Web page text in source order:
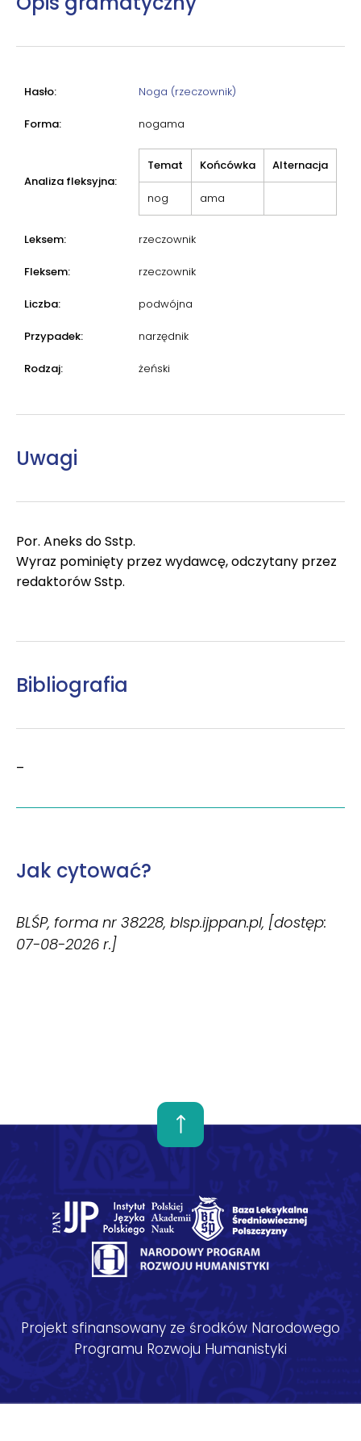
Hasło: Noga (rzeczownik)
Forma: nogama
Analiza fleksyjna:
Temat Końcówka Alternacja
nog ama
Leksem: rzeczownik
Fleksem: rzeczownik
Liczba: podwójna
Przypadek: narzędnik
Rodzaj: żeński
Uwagi
Por. Aneks do Sstp.
Wyraz pominięty przez wydawcę, odczytany przez
redaktorów Sstp.
Bibliografia
–
Jak cytować?
BLŚP, forma nr 38228, blsp.ijppan.pl, [dostęp:
07-08-2026 r.]
Projekt sfinansowany ze środków Narodowego
Programu Rozwoju Humanistyki